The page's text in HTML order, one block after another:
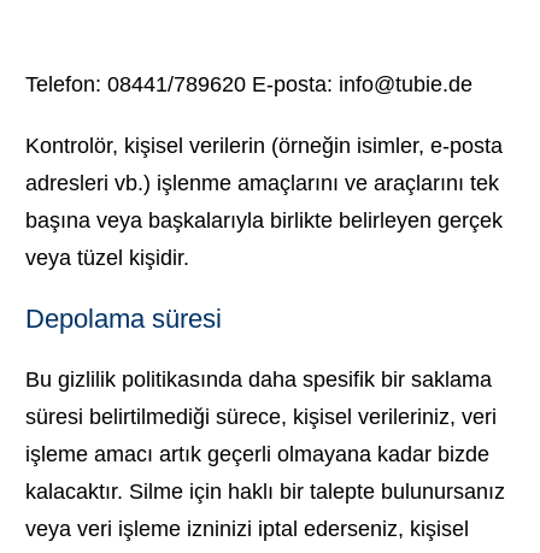
Telefon: 08441/789620 E-posta: info@tubie.de
Kontrolör, kişisel verilerin (örneğin isimler, e-posta
adresleri vb.) işlenme amaçlarını ve araçlarını tek
başına veya başkalarıyla birlikte belirleyen gerçek
veya tüzel kişidir.
Depolama süresi
Bu gizlilik politikasında daha spesifik bir saklama
süresi belirtilmediği sürece, kişisel verileriniz, veri
işleme amacı artık geçerli olmayana kadar bizde
kalacaktır. Silme için haklı bir talepte bulunursanız
veya veri işleme izninizi iptal ederseniz, kişisel